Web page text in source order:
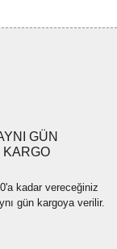
GÜN
KARGO
kadar vereceğiniz
gün kargoya verilir.